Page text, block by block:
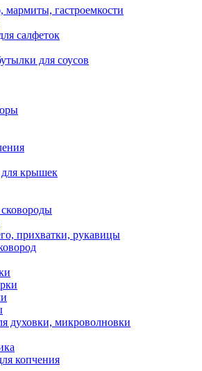
гастроемкости
салфеток
для соусов
крышек
прихватки, рукавицы
духовки, микроволновки
копчения